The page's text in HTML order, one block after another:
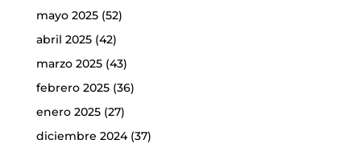
mayo 2025(52)
abril 2025(42)
marzo 2025(43)
febrero 2025(36)
enero 2025(27)
diciembre 2024(37)